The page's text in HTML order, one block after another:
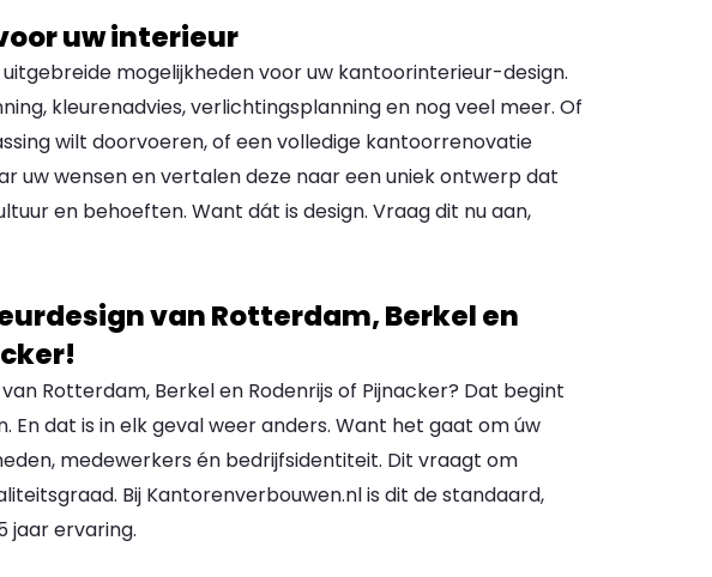
uw interieur
mogelijkheden voor uw kantoorinterieur-design.
kleurenadvies, verlichtingsplanning en nog veel meer. Of
wilt doorvoeren, of een volledige kantoorrenovatie
uw wensen en vertalen deze naar een uniek ontwerp dat
en behoeften. Want dát is design. Vraag dit nu aan,
van Rotterdam, Berkel en
Rotterdam, Berkel en Rodenrijs of Pijnacker? Dat begint
En dat is in elk geval weer anders. Want het gaat om úw
medewerkers én bedrijfsidentiteit. Dit vraagt om
Bij Kantorenverbouwen.nl is dit de standaard,
jaar ervaring.